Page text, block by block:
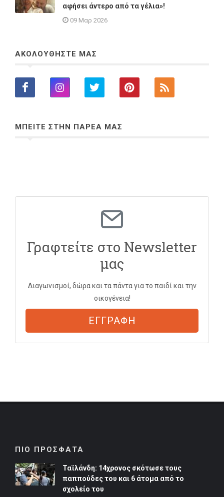
αφήσει άντερο από τα γέλια»!
09 Μαρ 2026
ΑΚΟΛΟΥΘΗΣΤΕ ΜΑΣ
ΜΠΕΙΤΕ ΣΤΗΝ ΠΑΡΕΑ ΜΑΣ
Γραφτείτε στο Newsletter
μας
Διαγωνισμοί, δώρα και τα πάντα για το παιδί και την
οικογένεια!
ΕΓΓΡΑΦΗ
ΠΙΟ ΠΡΟΣΦΑΤΑ
Ταϊλάνδη: 14χρονος σκότωσε τους
παππούδες του και 6 άτομα από το
σχολείο του